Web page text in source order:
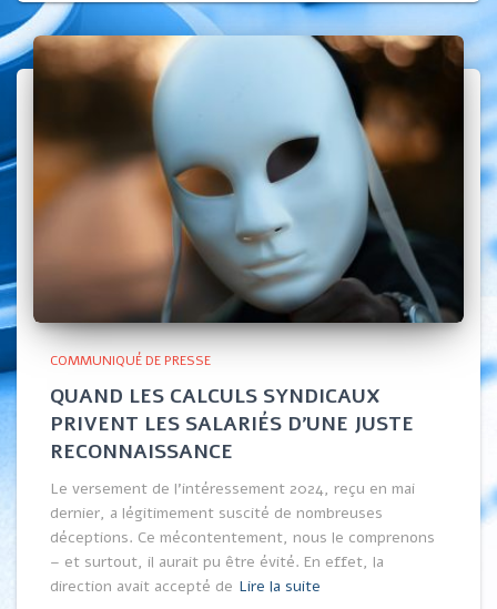
COMMUNIQUÉ DE PRESSE
QUAND LES CALCULS SYNDICAUX
PRIVENT LES SALARIÉS D’UNE JUSTE
RECONNAISSANCE
Le versement de l’intéressement 2024, reçu en mai
dernier, a légitimement suscité de nombreuses
déceptions. Ce mécontentement, nous le comprenons
– et surtout, il aurait pu être évité. En effet, la
direction avait accepté de Lire la suite